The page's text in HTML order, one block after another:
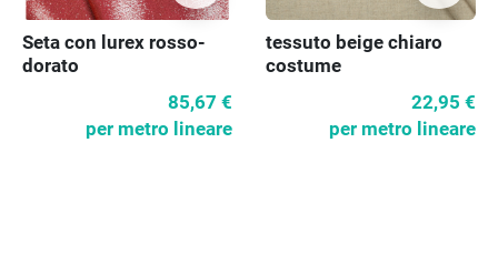
Seta con lurex rosso-
dorato
85,67 €
per metro lineare
tessuto beige chiaro
costume
22,95 €
per metro lineare